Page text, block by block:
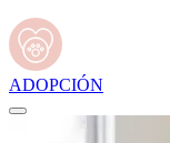
ADOPCIÓN